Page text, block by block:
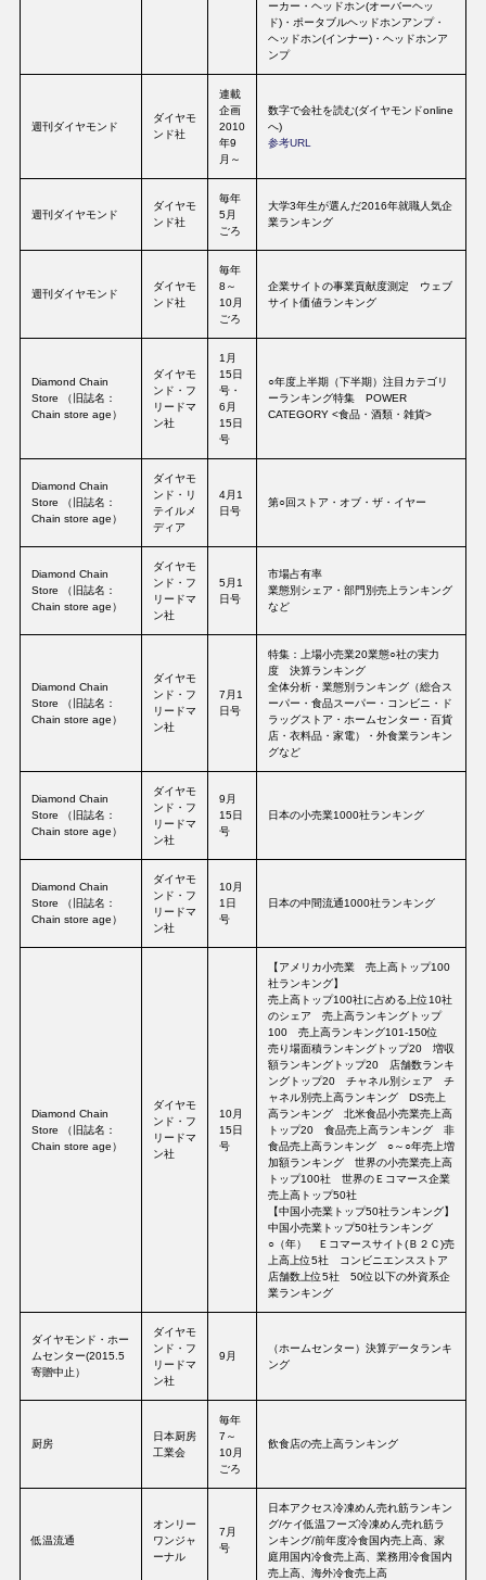
ーカー・ヘッドホン(オーバーヘッ
ド)・ポータブルヘッドホンアンプ・
ヘッドホン(インナー)・ヘッドホンア
ンプ
週刊ダイヤモンド
ダイヤモ
ンド社
連載
企画
2010
年9
月～
数字で会社を読む(ダイヤモンドonline
へ)
参考URL
週刊ダイヤモンド
ダイヤモ
ンド社
毎年
5月
ごろ
大学3年生が選んだ2016年就職人気企
業ランキング
週刊ダイヤモンド
ダイヤモ
ンド社
毎年
8～
10月
ごろ
企業サイトの事業貢献度測定 ウェブ
サイト価値ランキング
Diamond Chain
Store （旧誌名：
Chain store age）
ダイヤモ
ンド・フ
リードマ
ン社
1月
15日
号・
6月
15日
号
○年度上半期（下半期）注目カテゴリ
ーランキング特集 POWER
CATEGORY <食品・酒類・雑貨>
Diamond Chain
Store （旧誌名：
Chain store age）
ダイヤモ
ンド・リ
テイルメ
ディア
4月1
日号
第○回ストア・オブ・ザ・イヤー
Diamond Chain
Store （旧誌名：
Chain store age）
ダイヤモ
ンド・フ
リードマ
ン社
5月1
日号
市場占有率
業態別シェア・部門別売上ランキング
など
Diamond Chain
Store （旧誌名：
Chain store age）
ダイヤモ
ンド・フ
リードマ
ン社
7月1
日号
特集：上場小売業20業態○社の実力
度 決算ランキング
全体分析・業態別ランキング（総合ス
ーパー・食品スーパー・コンビニ・ド
ラッグストア・ホームセンター・百貨
店・衣料品・家電）・外食業ランキン
グなど
Diamond Chain
Store （旧誌名：
Chain store age）
ダイヤモ
ンド・フ
リードマ
ン社
9月
15日
号
日本の小売業1000社ランキング
Diamond Chain
Store （旧誌名：
Chain store age）
ダイヤモ
ンド・フ
リードマ
ン社
10月
1日
号
日本の中間流通1000社ランキング
Diamond Chain
Store （旧誌名：
Chain store age）
ダイヤモ
ンド・フ
リードマ
ン社
10月
15日
号
【アメリカ小売業 売上高トップ100
社ランキング】
売上高トップ100社に占める上位10社
のシェア 売上高ランキングトップ
100 売上高ランキング101-150位
売り場面積ランキングトップ20 増収
額ランキングトップ20 店舗数ランキ
ングトップ20 チャネル別シェア チ
ャネル別売上高ランキング DS売上
高ランキング 北米食品小売業売上高
トップ20 食品売上高ランキング 非
食品売上高ランキング ○～○年売上増
加額ランキング 世界の小売業売上高
トップ100社 世界のＥコマース企業
売上高トップ50社
【中国小売業トップ50社ランキング】
中国小売業トップ50社ランキング
○（年） Ｅコマースサイト(Ｂ２Ｃ)売
上高上位5社 コンビニエンスストア
店舗数上位5社 50位以下の外資系企
業ランキング
ダイヤモンド・ホー
ムセンター(2015.5
寄贈中止）
ダイヤモ
ンド・フ
リードマ
ン社
9月
（ホームセンター）決算データランキ
ング
厨房
日本厨房
工業会
毎年
7～
10月
ごろ
飲食店の売上高ランキング
低温流通
オンリー
ワンジャ
ーナル
7月
号
日本アクセス冷凍めん売れ筋ランキン
グ/ケイ低温フーズ冷凍めん売れ筋ラ
ンキング/前年度冷食国内売上高、家
庭用国内冷食売上高、業務用冷食国内
売上高、海外冷食売上高